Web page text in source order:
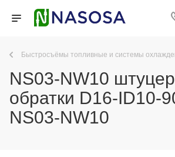
Быстросъёмы топливные и системы
NS03-NW10 штуцер
обратки D16-ID10-
NS03-NW10